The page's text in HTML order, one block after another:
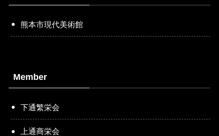
熊本市現代美術館
Member
下通繁栄会
上通商栄会